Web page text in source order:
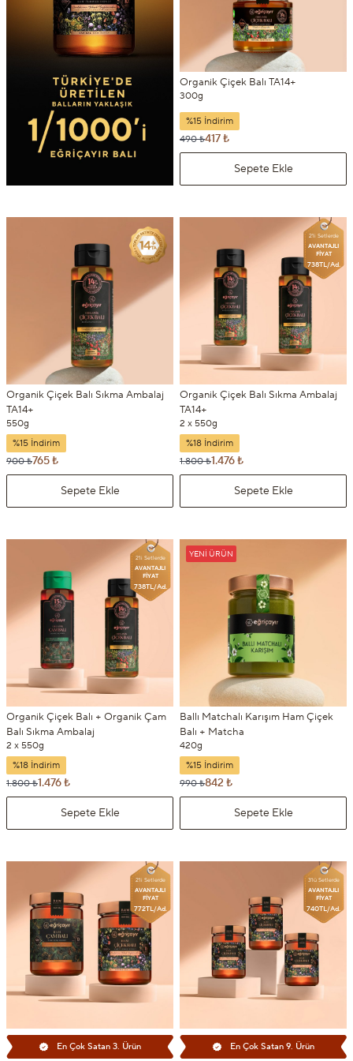
Organik Çiçek Balı TA14+
300g
%15 İndirim
490 ₺417 ₺
Sepete Ekle
Organik Çiçek Balı Sıkma Ambalaj
TA14+
550g
%15 İndirim
900 ₺765 ₺
Sepete Ekle
Organik Çiçek Balı Sıkma Ambalaj
TA14+
2 x 550g
2'li Setlerde
AVANTAJLI
FİYAT
738TL/Ad.
%18 İndirim
1.800 ₺1.476 ₺
Sepete Ekle
Organik Çiçek Balı + Organik Çam
Balı Sıkma Ambalaj
2 x 550g
2'li Setlerde
AVANTAJLI
FİYAT
738TL/Ad.
%18 İndirim
1.800 ₺1.476 ₺
Sepete Ekle
Ballı Matchalı Karışım Ham Çiçek
Balı + Matcha
420g
YENI ÜRÜN
%15 İndirim
990 ₺842 ₺
Sepete Ekle
En Çok Satan 3. Ürün
2'li Setlerde
AVANTAJLI
FİYAT
772TL/Ad.
En Çok Satan 9. Ürün
3'lü Setlerde
AVANTAJLI
FİYAT
740TL/Ad.